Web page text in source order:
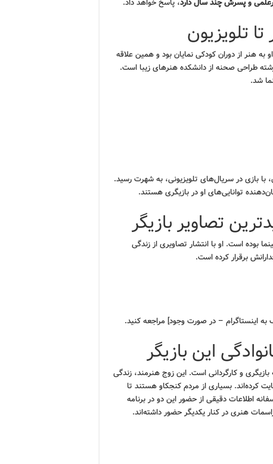
و پسرش چند سال دارد، پاسخ خواهد داد.
تا تلویزیون
تهران متولد شد. علاقه او به هنر از دوران کودکی نمایان بود و همین علاقه
طراحی صحنه از دانشکده هنرهای زیبا است.
شد.
با بازی در سریال‌های تلویزیونی، به شهرت رسید.
توانایی‌های او در بازیگری هستند.
تصاویر بازیگر
بوده است. او با انتشار تصاویری از زندگی
برقرار کرده است.
به اینستاگرام – در صورت وجود] مراجعه کنید.
این بازیگر
و کارگردانی است. این زوج هنرمند، زندگی
کرده‌اند. بسیاری از مردم کنجکاو هستند تا
اطلاعات دقیقی از حضور این دو در برنامه
هنری در کنار یکدیگر حضور داشته‌اند.